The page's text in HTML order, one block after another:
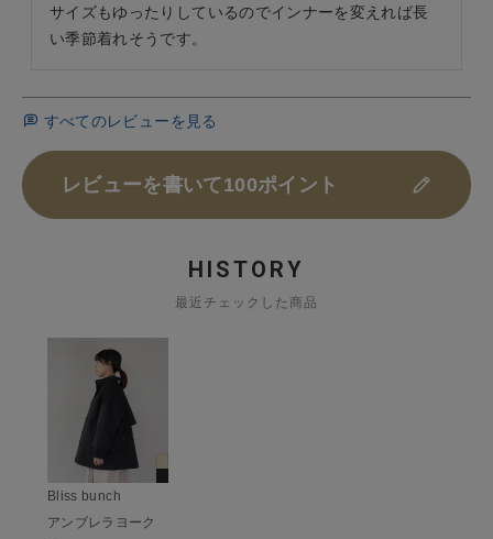
サイズもゆったりしているのでインナーを変えれば長
い季節着れそうです。
すべてのレビューを見る
レビューを書いて100ポイント
HISTORY
最近チェックした商品
Bliss bunch
アンブレラヨーク